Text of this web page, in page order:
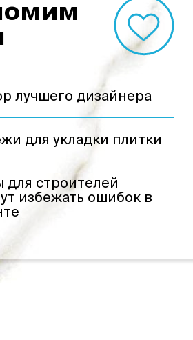
лучшего дизайнера
для укладки плитки
для строителей
избежать ошибок в